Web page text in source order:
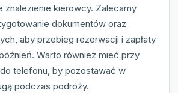
znalezienie kierowcy. Zalecamy
dokumentów oraz
aby przebieg rezerwacji i zapłaty
Warto również mieć przy
telefonu, by pozostawać w
podczas podróży.